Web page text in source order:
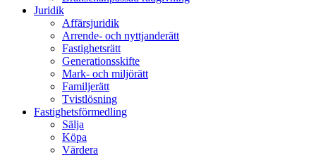
Juridik
Affärsjuridik
Arrende- och nyttjanderätt
Fastighetsrätt
Generationsskifte
Mark- och miljörätt
Familjerätt
Tvistlösning
Fastighetsförmedling
Sälja
Köpa
Värdera